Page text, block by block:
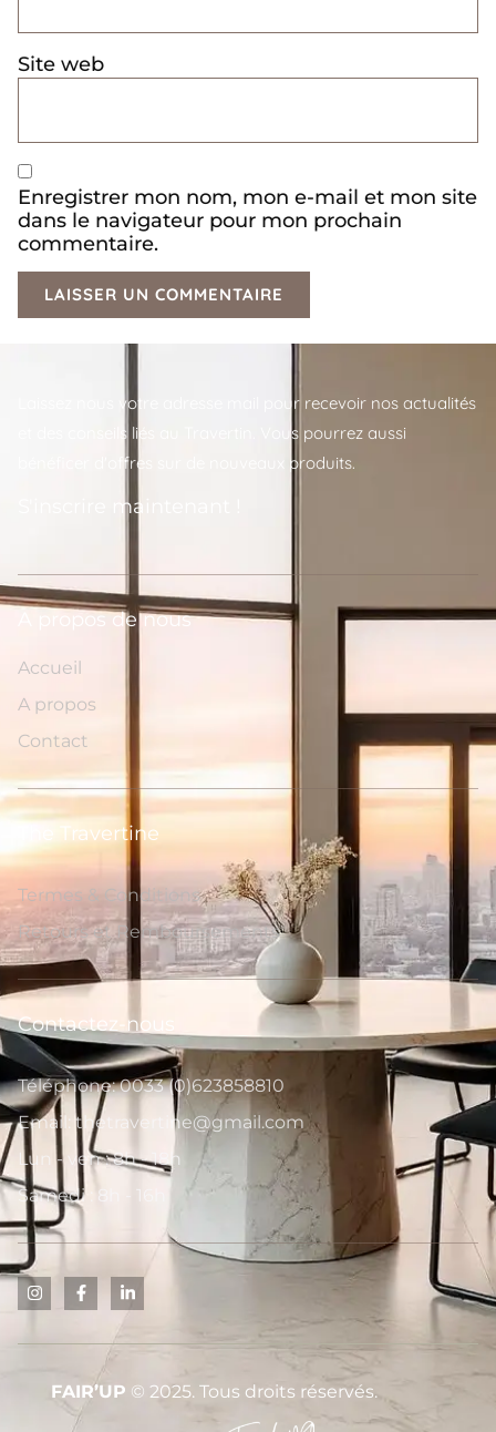
Site web
Enregistrer mon nom, mon e-mail et mon site
dans le navigateur pour mon prochain
commentaire.
Laissez nous votre adresse mail pour recevoir nos actualités
et des conseils liés au Travertin. Vous pourrez aussi
bénéficer d'offres sur de nouveaux produits.
S'inscrire maintenant !
A propos de nous
Accueil
A propos
Contact
The Travertine
Termes & Conditions
Retours et Remboursements
Contactez-nous
Téléphone: 0033 (0)623858810
Email: thetravertine@gmail.com
Lun - ven : 8h - 18h
Samedi : 8h - 16h
FAIR’UP © 2025. Tous droits réservés.